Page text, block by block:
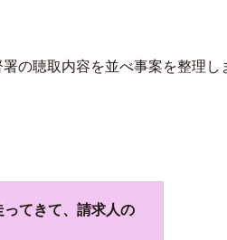
の聴取内容を並べ事案を整理し
てきて、請求人の